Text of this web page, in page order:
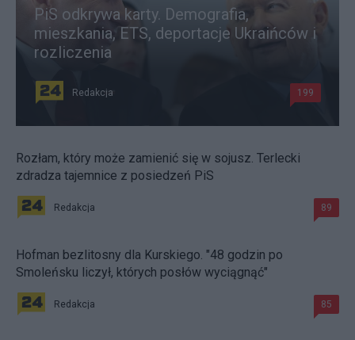
PiS odkrywa karty. Demografia,
mieszkania, ETS, deportacje Ukraińców i
rozliczenia
Redakcja 199
Rozłam, który może zamienić się w sojusz. Terlecki
zdradza tajemnice z posiedzeń PiS
Redakcja 89
Hofman bezlitosny dla Kurskiego. "48 godzin po
Smoleńsku liczył, których posłów wyciągnąć"
Redakcja 85